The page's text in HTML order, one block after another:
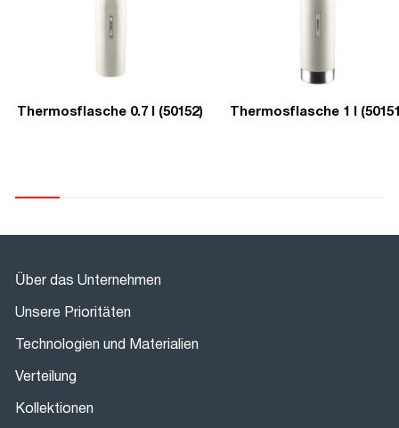
Thermosflasche 0.7 l (50152) Thermosflasche 1 l
Über das Unternehmen
Unsere Prioritäten
Technologien und Materialien
Verteilung
Kollektionen